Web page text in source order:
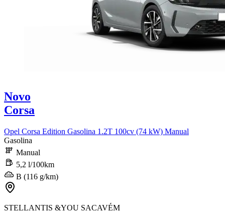
Novo
Corsa
Opel Corsa Edition Gasolina 1.2T 100cv (74 kW) Manual
Gasolina
Manual
5,2 l/100km
B (116 g/km)
STELLANTIS &YOU SACAVÉM